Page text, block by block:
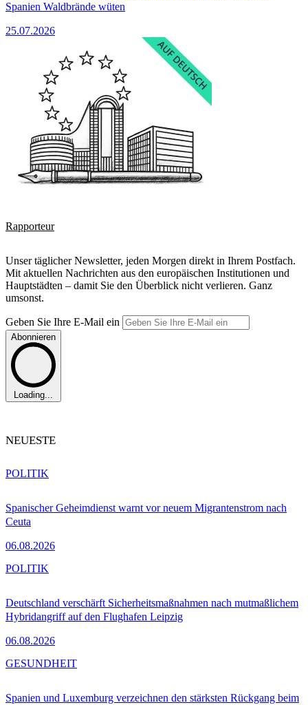
Spanien Waldbrände wüten
25.07.2026
Rapporteur
Unser täglicher Newsletter, jeden Morgen direkt in Ihrem Postfach.
Mit aktuellen Nachrichten aus den europäischen Institutionen und
Hauptstädten – damit Sie den Überblick nicht verlieren. Ganz
umsonst.
Geben Sie Ihre E-Mail ein
Abonnieren
Loading...
NEUESTE
Spanischer Geheimdienst warnt vor neuem Migrantenstrom nach
Ceuta
06.08.2026
POLITIK
Deutschland verschärft Sicherheitsmaßnahmen nach mutmaßlichem
Hybridangriff auf den Flughafen Leipzig
06.08.2026
POLITIK
Spanien und Luxemburg verzeichnen den stärksten Rückgang beim
GESUNDHEIT